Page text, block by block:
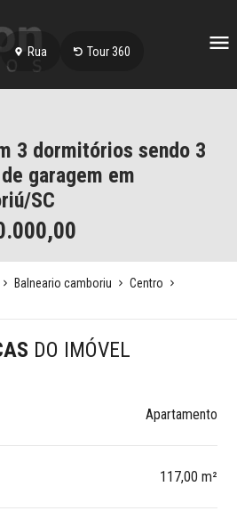
Rua Tour 360
3 dormitórios sendo 3
garagem em
SC
Balneario camboriu
Centro
DO IMÓVEL
Apartamento
117,00 m²